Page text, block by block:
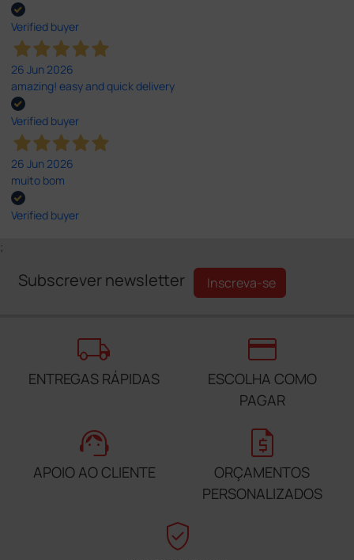
Verified buyer
26 Jun 2026
amazing! easy and quick delivery
Verified buyer
26 Jun 2026
muito bom
Verified buyer
;
Subscrever newsletter Inscreva-se
local_shipping
ENTREGAS RÁPIDAS
credit_card
ESCOLHA COMO
PAGAR
support_agent
APOIO AO CLIENTE
request_quote
ORÇAMENTOS
PERSONALIZADOS
verified_user